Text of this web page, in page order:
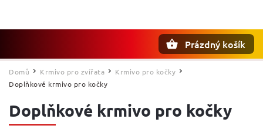
Prázdný košík
Domů / Krmivo pro zvířata / Krmivo pro kočky /
Doplňkové krmivo pro kočky
Doplňkové krmivo pro kočky